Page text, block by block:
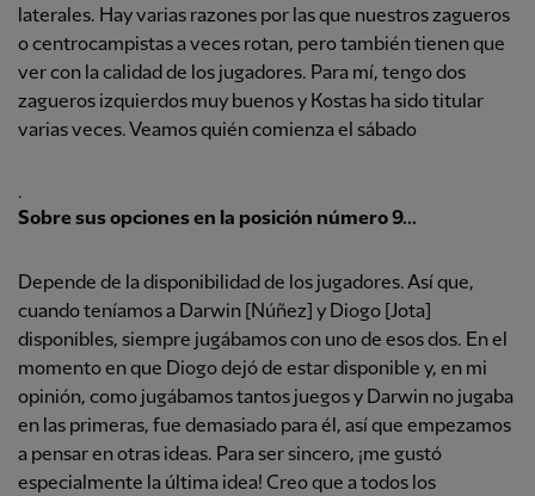
laterales. Hay varias razones por las que nuestros zagueros
o centrocampistas a veces rotan, pero también tienen que
ver con la calidad de los jugadores. Para mí, tengo dos
zagueros izquierdos muy buenos y Kostas ha sido titular
varias veces. Veamos quién comienza el sábado
.
Sobre sus opciones en la posición número 9...
Depende de la disponibilidad de los jugadores. Así que,
cuando teníamos a Darwin [Núñez] y Diogo [Jota]
disponibles, siempre jugábamos con uno de esos dos. En el
momento en que Diogo dejó de estar disponible y, en mi
opinión, como jugábamos tantos juegos y Darwin no jugaba
en las primeras, fue demasiado para él, así que empezamos
a pensar en otras ideas. Para ser sincero, ¡me gustó
especialmente la última idea! Creo que a todos los